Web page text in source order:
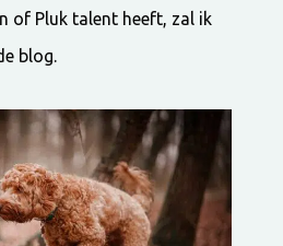
of Pluk talent heeft, zal ik
blog.